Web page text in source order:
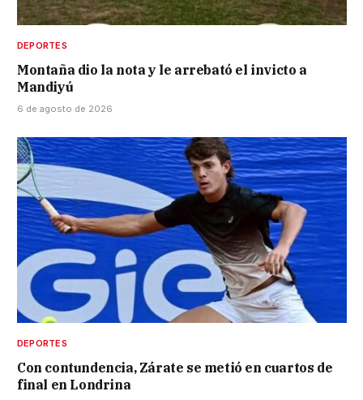
DEPORTES
Montaña dio la nota y le arrebató el invicto a
Mandiyú
6 de agosto de 2026
DEPORTES
Con contundencia, Zárate se metió en cuartos de
final en Londrina